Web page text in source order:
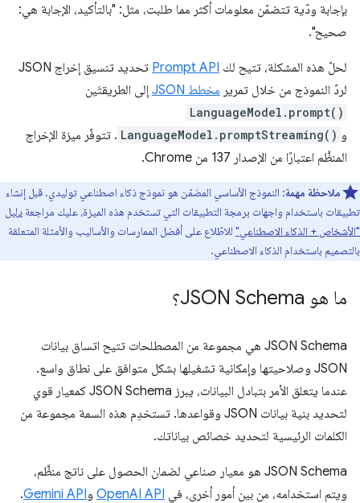
بإجابة ودّية تتضمّن معلومات أكثر مما طلبت، مثل: "بالتأكيد، الإجابة هي:
صحيح".
لحلّ هذه المشكلة، تتيح لك Prompt API
تحديد تنسيق إخراج JSON
لردّ النموذج من خلال تمرير مخطط JSON إلى الطريقتَين
LanguageModel.prompt()
و LanguageModel.promptStreaming() . تتوفّر ميزة الإخراج
المنظَّم اعتبارًا من الإصدار 137 من Chrome.
ملاحظة مهمة: النموذج الأساسي المضمّن هو نموذج ذكاء اصطناعي توليدي. قبل إنشاء
تطبيقات باستخدام واجهات برمجة التطبيقات التي تستخدم هذه الميزة، عليك مراجعة دليل
"الأشخاص + الذكاء الاصطناعي" للاطّلاع على أفضل الممارسات والأساليب والأمثلة المتعلقة
بالتصميم باستخدام الذكاء الاصطناعي.
ما هو JSON Schema؟
‫JSON Schema هي مجموعة من المصطلحات تتيح اتساق بيانات
JSON وصلاحيتها وإمكانية تشغيلها بشكل متوافق على نطاق واسع.
عندما يتعلق الأمر بتبادل البيانات، يبرز JSON Schema كمعيار قوي
لتحديد بنية بيانات JSON وقواعدها. تستخدِم هذه السمة مجموعة من
الكلمات الرئيسية لتحديد خصائص بياناتك.
‫JSON Schema هو معيار صناعي لضمان الحصول على ناتج منظَّم،
ويتم استخدامه، من بين أمور أخرى، في OpenAI API وGemini API
.